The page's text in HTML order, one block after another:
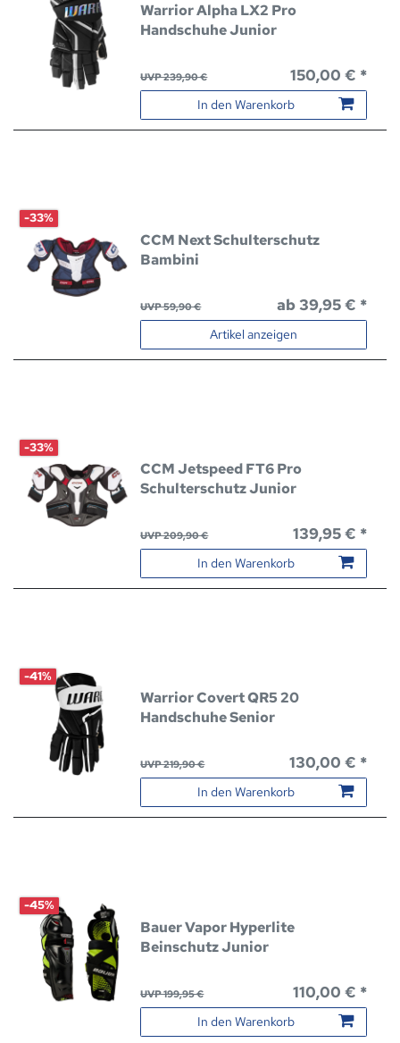
Warrior Alpha LX2 Pro
Handschuhe Junior
UVP 239,90 € 150,00 € *
In den Warenkorb
-33%
CCM Next Schulterschutz
Bambini
UVP 59,90 € ab 39,95 € *
Artikel anzeigen
-33%
CCM Jetspeed FT6 Pro
Schulterschutz Junior
UVP 209,90 € 139,95 € *
In den Warenkorb
-41%
Warrior Covert QR5 20
Handschuhe Senior
UVP 219,90 € 130,00 € *
In den Warenkorb
-45%
Bauer Vapor Hyperlite
Beinschutz Junior
UVP 199,95 € 110,00 € *
In den Warenkorb